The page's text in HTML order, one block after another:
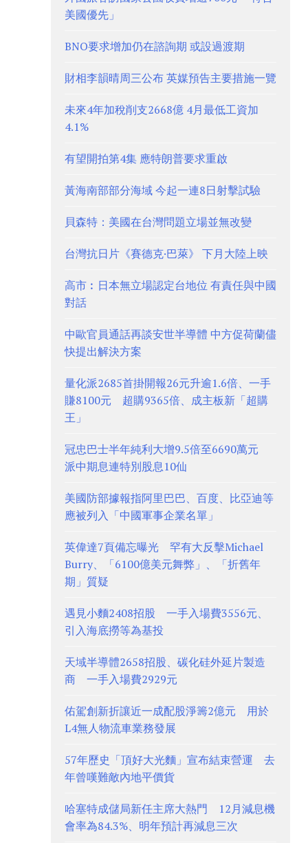
美國優先」
BNO要求增加仍在諮詢期 或設過渡期
財相李韻晴周三公布 英媒預告主要措施一覽
未來4年加稅削支2668億 4月最低工資加
4.1%
有望開拍第4集 應特朗普要求重啟
黃海南部部分海域 今起一連8日射擊試驗
貝森特：美國在台灣問題立場並無改變
台灣抗日片《賽德克·巴萊》 下月大陸上映
高市︰日本無立場認定台地位 有責任與中國
對話
中歐官員通話再談安世半導體 中方促荷蘭儘
快提出解決方案
量化派2685首掛開報26元升逾1.6倍、一手
賺8100元 超購9365倍、成主板新「超購
王」
冠忠巴士半年純利大增9.5倍至6690萬元
派中期息連特別股息10仙
美國防部據報指阿里巴巴、百度、比亞迪等
應被列入「中國軍事企業名單」
英偉達7頁備忘曝光 罕有大反擊Michael
Burry、「6100億美元舞弊」、「折舊年
期」質疑
遇見小麵2408招股 一手入場費3556元、
引入海底撈等為基投
天域半導體2658招股、碳化硅外延片製造
商 一手入場費2929元
佑駕創新折讓近一成配股淨籌2億元 用於
L4無人物流車業務發展
57年歷史「頂好大光麵」宣布結束營運 去
年曾嘆難敵內地平價貨
哈塞特成儲局新任主席大熱門 12月減息機
會率為84.3%、明年預計再減息三次